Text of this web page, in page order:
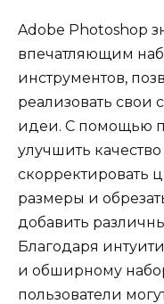
Adobe Photoshop
впечатляющим
инструментов,
реализовать свои
идеи. С помощью
улучшить
скорректировать
размеры и
добавить
Благодаря
и обширному
пользователи